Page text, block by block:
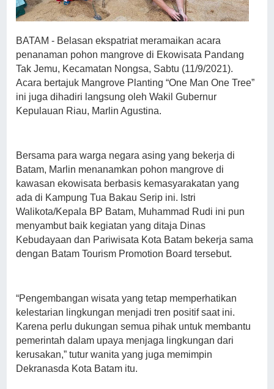
BATAM - Belasan ekspatriat meramaikan acara
penanaman pohon mangrove di Ekowisata Pandang
Tak Jemu, Kecamatan Nongsa, Sabtu (11/9/2021).
Acara bertajuk Mangrove Planting “One Man One Tree”
ini juga dihadiri langsung oleh Wakil Gubernur
Kepulauan Riau, Marlin Agustina.
Bersama para warga negara asing yang bekerja di
Batam, Marlin menanamkan pohon mangrove di
kawasan ekowisata berbasis kemasyarakatan yang
ada di Kampung Tua Bakau Serip ini. Istri
Walikota/Kepala BP Batam, Muhammad Rudi ini pun
menyambut baik kegiatan yang ditaja Dinas
Kebudayaan dan Pariwisata Kota Batam bekerja sama
dengan Batam Tourism Promotion Board tersebut.
“Pengembangan wisata yang tetap memperhatikan
kelestarian lingkungan menjadi tren positif saat ini.
Karena perlu dukungan semua pihak untuk membantu
pemerintah dalam upaya menjaga lingkungan dari
kerusakan,” tutur wanita yang juga memimpin
Dekranasda Kota Batam itu.